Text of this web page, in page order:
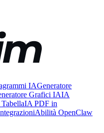
IAGeneratore
Grafici IAIA
IA PDF in
Abilità OpenClaw